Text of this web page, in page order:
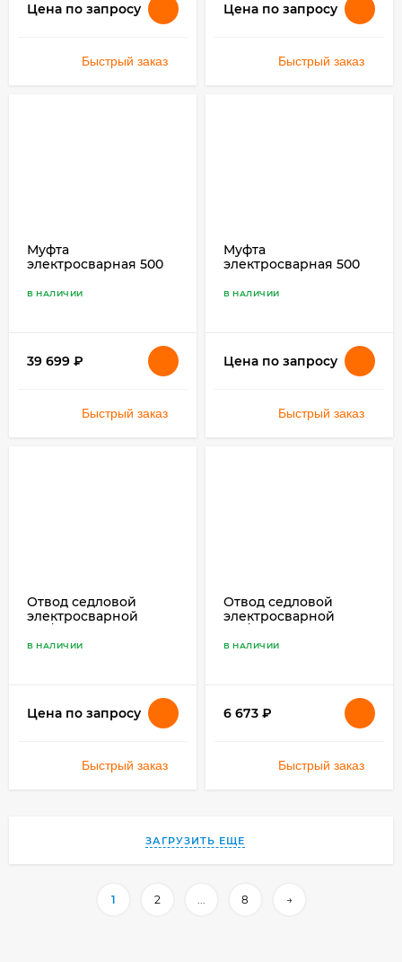
Цена по запросу
Быстрый заказ
Цена по запросу
Быстрый заказ
Муфта
электросварная 500
В НАЛИЧИИ
39 699 ₽
Быстрый заказ
Муфта
электросварная 500
В НАЛИЧИИ
Цена по запросу
Быстрый заказ
Отвод седловой
электросварной
В НАЛИЧИИ
Цена по запросу
Быстрый заказ
Отвод седловой
электросварной
В НАЛИЧИИ
6 673 ₽
Быстрый заказ
ЗАГРУЗИТЬ ЕЩЕ
1 2 ... 8 →